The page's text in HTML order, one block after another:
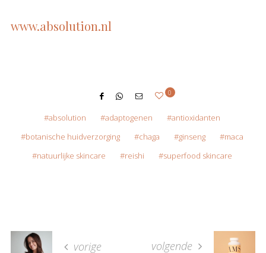
www.absolution.nl
0
absolution adaptogenen
antioxidanten
botanische huidverzorging
chaga ginseng
maca
natuurlijke skincare
reishi superfood skincare
vorige volgende